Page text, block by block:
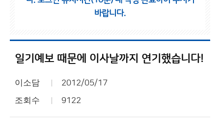
바랍니다.
일기예보 때문에 이사날까지 연기했습니다!
이소담 2012/05/17
조회수 9122